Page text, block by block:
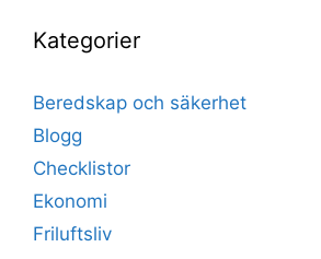
Kategorier
Beredskap och säkerhet
Blogg
Checklistor
Ekonomi
Friluftsliv